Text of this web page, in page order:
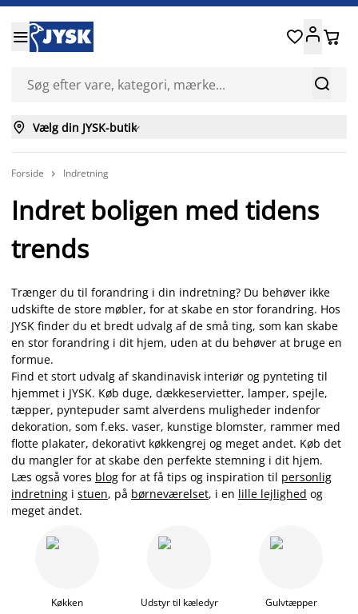


 
 Vælg din JYSK-butik
Forside  Indretning
Indret boligen med tidens
trends
Trænger du til forandring i din indretning? Du behøver ikke
udskifte de store møbler, for at skabe en stor forandring. Hos
JYSK finder du et bredt udvalg af de små ting, som kan skabe
en stor forandring i dit hjem, uden at du behøver at bruge en
formue.
Find et stort udvalg af skandinavisk interiør og pynteting til
hjemmet i JYSK. Køb duge, dækkeservietter, lamper, spejle,
tæpper, pyntepuder samt alverdens muligheder indenfor
dekoration, som f.eks. vaser, kunstige blomster, rammer med
flotte plakater, dekorativt køkkengrej og meget andet. Køb det
du mangler for at skabe den perfekte stemning i dit hjem.
Læs også vores blog for at få tips og inspiration til personlig
indretning i stuen, på børneværelset, i en lille lejlighed og
meget andet.
Køkken Udstyr til kæledyr Gulvtæpper